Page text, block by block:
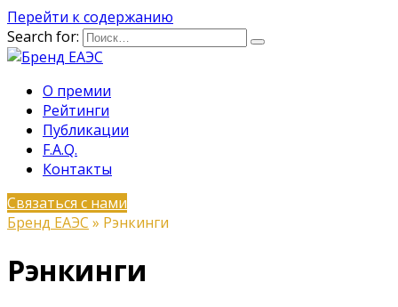
Перейти к содержанию
Search for:
О премии
Рейтинги
Публикации
F.A.Q.
Контакты
Связаться с нами
Бренд ЕАЭС » Рэнкинги
Рэнкинги